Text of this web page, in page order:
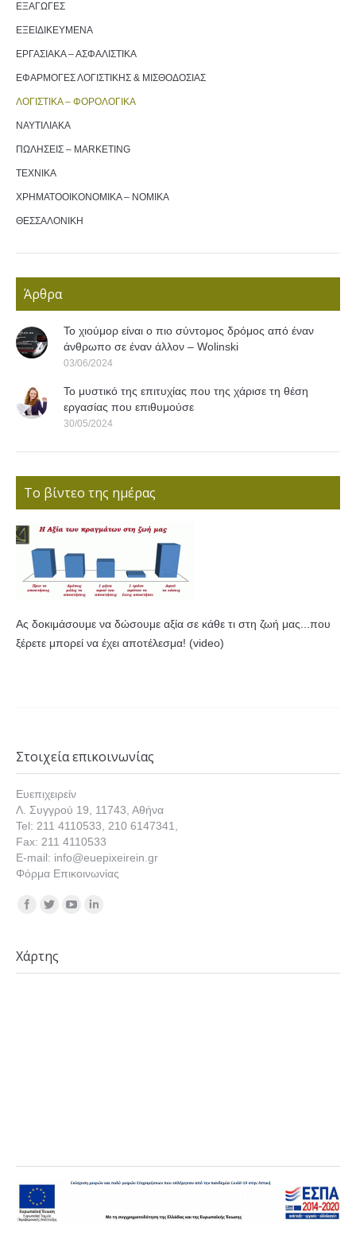
ΕΞΑΓΩΓΕΣ
ΕΞΕΙΔΙΚΕΥΜΕΝΑ
ΕΡΓΑΣΙΑΚΑ – ΑΣΦΑΛΙΣΤΙΚΑ
ΕΦΑΡΜΟΓΕΣ ΛΟΓΙΣΤΙΚΗΣ & ΜΙΣΘΟΔΟΣΙΑΣ
ΛΟΓΙΣΤΙΚΑ – ΦΟΡΟΛΟΓΙΚΑ
ΝΑΥΤΙΛΙΑΚΑ
ΠΩΛΗΣΕΙΣ – MARKETING
ΤΕΧΝΙΚΑ
ΧΡΗΜΑΤΟΟΙΚΟΝΟΜΙΚΑ – ΝΟΜΙΚΑ
ΘΕΣΣΑΛΟΝΙΚΗ
Άρθρα
Το χιούμορ είναι ο πιο σύντομος δρόμος από έναν
άνθρωπο σε έναν άλλον – Wolinski
03/06/2024
Το μυστικό της επιτυχίας που της χάρισε τη θέση
εργασίας που επιθυμούσε
30/05/2024
Το βίντεο της ημέρας
Ας δοκιμάσουμε να δώσουμε αξία σε κάθε τι στη ζωή μας...που
ξέρετε μπορεί να έχει αποτέλεσμα! (video)
Στοιχεία επικοινωνίας
Ευεπιχειρείν
Λ. Συγγρού 19, 11743, Αθήνα
Tel: 211 4110533, 210 6147341,
Fax: 211 4110533
E-mail: info@euepixeirein.gr
Φόρμα Επικοινωνίας
Find us on:
Χάρτης